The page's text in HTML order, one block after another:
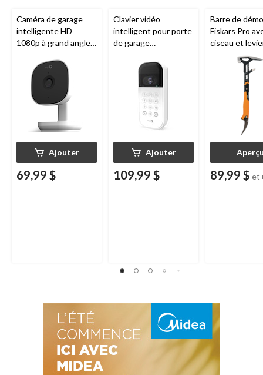
Caméra de garage
intelligente HD
1080p à grand angle
nocturne, résistante
aux intempéries
Ajouter
69,99 $
Clavier vidéo
intelligent pour porte
de garage
nocturne, résistant
aux intempéries,
Ajouter
109,99 $
Barre de
Fiskars Pro
ciseau et
de tailles
89,99 $